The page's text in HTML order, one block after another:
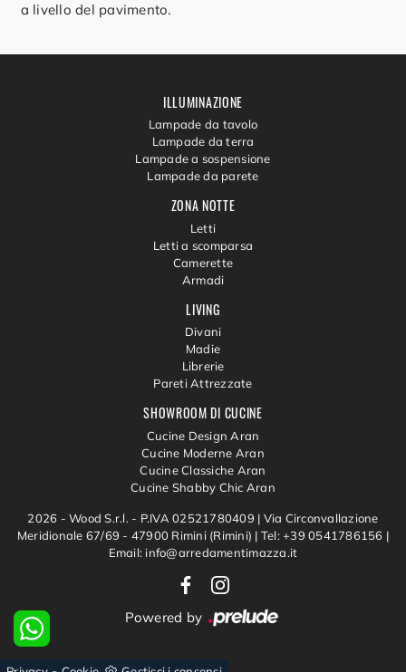
a livello del pavimento.
SHOWROOM DI CUCINE
Cucine Design Aran
Cucine Moderne Aran
Cucine Classiche Aran
Cucine Shabby Chic Aran
LIVING
Divani
Madie
Librerie
Pareti Attrezzate
ZONA NOTTE
Letti
Letti a scomparsa
Camerette
Armadi
ILLUMINAZIONE
Lampade da tavolo
Lampade da terra
Lampade a sospensione
Lampade da parete
2026 - Wood S.r.l. - P.IVA 02521780409 | Via Circonvallazione
Meridionale 67/69 - 47900 Rimini (Rimini) | Tel: +39 0541786156 |
Email: info@arredamentimazza.it
Powered by